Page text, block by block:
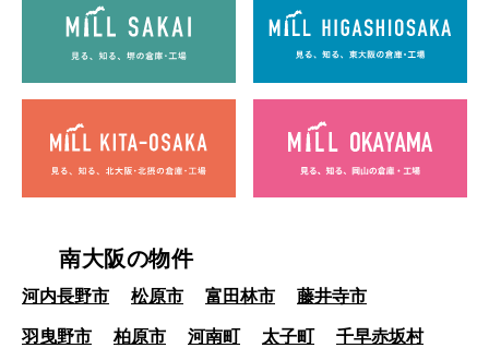
南大阪の物件
河内長野市 松原市 富田林市 藤井寺市
羽曳野市 柏原市 河南町 太子町 千早赤坂村